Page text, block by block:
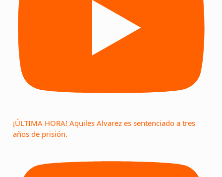
¡ÚLTIMA HORA! Aquiles Alvarez es sentenciado a tres
años de prisión.